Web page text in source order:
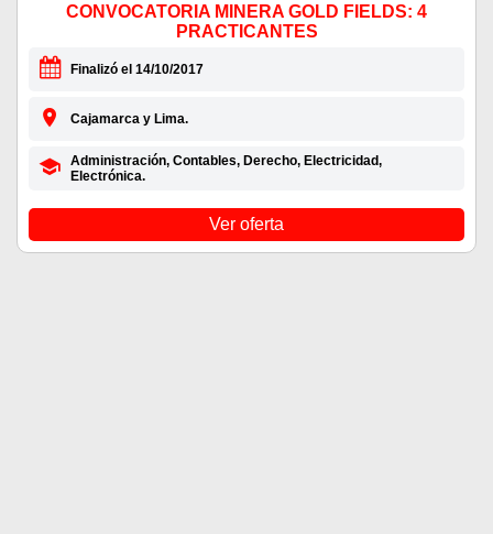
CONVOCATORIA MINERA GOLD FIELDS: 4
PRACTICANTES
Finalizó el 14/10/2017
Cajamarca y Lima.
Administración, Contables, Derecho, Electricidad,
Electrónica.
Ver oferta